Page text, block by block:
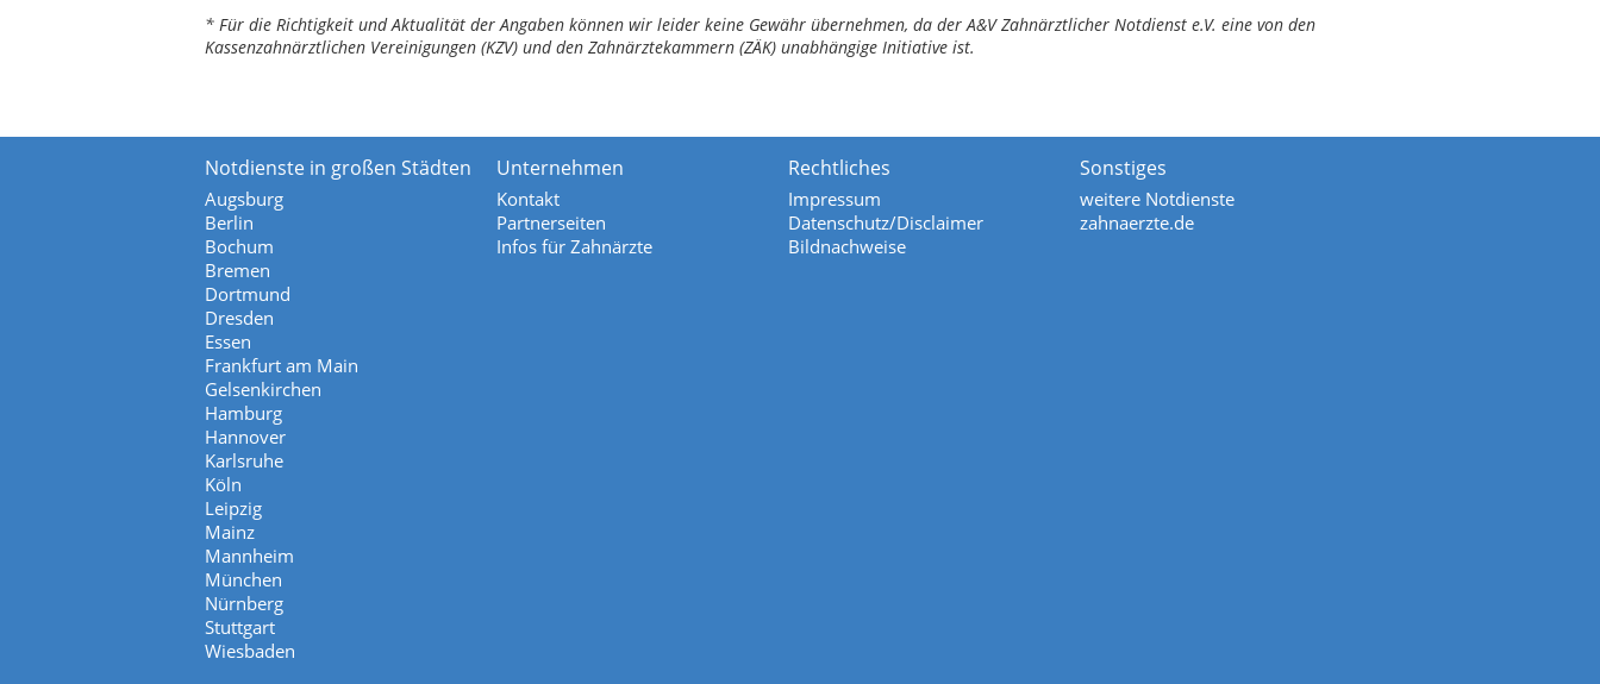
* Für die Richtigkeit und Aktualität der Angaben können wir leider keine Gewähr übernehmen, da der A&V Zahnärztlicher Notdienst e.V. eine von den
Kassenzahnärztlichen Vereinigungen (KZV) und den Zahnärztekammern (ZÄK) unabhängige Initiative ist.
Notdienste in großen Städten
Augsburg
Berlin
Bochum
Bremen
Dortmund
Dresden
Essen
Frankfurt am Main
Gelsenkirchen
Hamburg
Hannover
Karlsruhe
Köln
Leipzig
Mainz
Mannheim
München
Nürnberg
Stuttgart
Wiesbaden
Unternehmen
Kontakt
Partnerseiten
Infos für Zahnärzte
Rechtliches
Impressum
Datenschutz/Disclaimer
Bildnachweise
Sonstiges
weitere Notdienste
zahnaerzte.de